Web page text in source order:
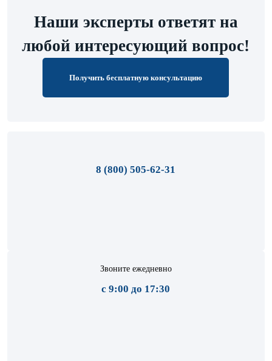
Наши эксперты ответят на
любой интересующий вопрос!
Получить бесплатную консультацию
8 (800) 505-62-31
Звоните ежедневно
с 9:00 до 17:30